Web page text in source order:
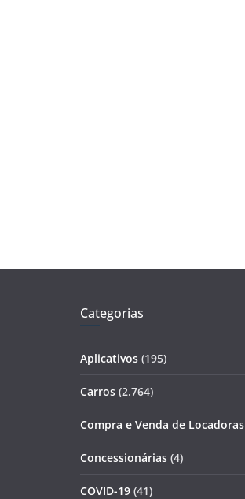
Categorias
Aplicativos (195)
Carros (2.764)
Compra e Venda de Locadoras
Concessionárias (4)
COVID-19 (41)